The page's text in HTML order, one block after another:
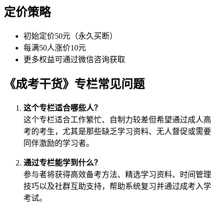
定价策略
初始定价50元（永久买断）
每满50人涨价10元
更多权益可通过微信咨询获取
《成考干货》专栏常见问题
这个专栏适合哪些人？
这个专栏适合工作繁忙、自制力较差但希望通过成人高
考的考生，尤其是那些缺乏学习资料、无人督促或需要
同伴激励的学习者。
通过专栏能学到什么？
参与者将获得高效备考方法、精选学习资料、时间管理
技巧以及社群互助支持，帮助系统复习并通过成考入学
考试。